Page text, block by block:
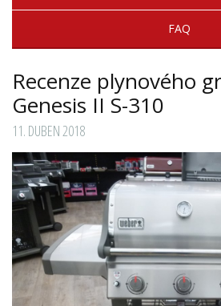
FAQ
Recenze plynového
Genesis II S-310
11. DUBEN 2018